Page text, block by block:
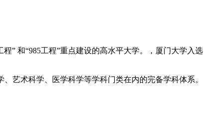
” 和“985工程”重点建设的高水平大学。，厦门大学入选
艺术科学、医学科学等学科门类在内的完备学科体系。